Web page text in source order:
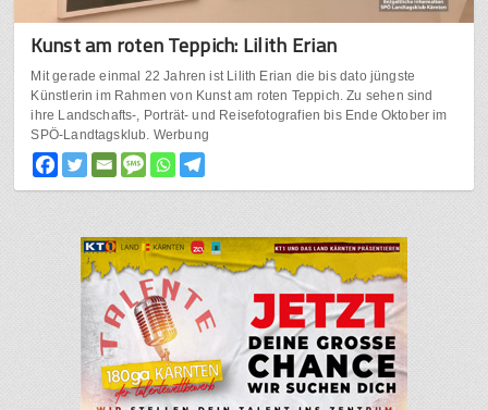
Kunst am roten Teppich: Lilith Erian
Mit gerade einmal 22 Jahren ist Lilith Erian die bis dato jüngste
Künstlerin im Rahmen von Kunst am roten Teppich. Zu sehen sind
ihre Landschafts-, Porträt- und Reisefotografien bis Ende Oktober im
SPÖ-Landtagsklub. Werbung